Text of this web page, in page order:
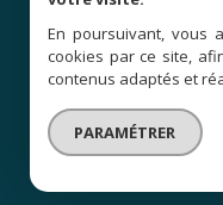
En poursuivant, vous
cookies par ce site,
contenus adaptés et
PARAMÉTRER